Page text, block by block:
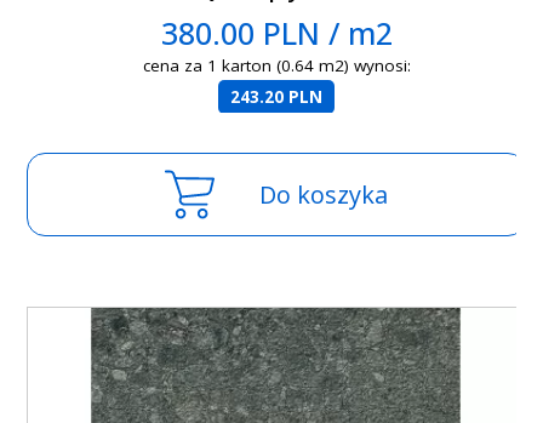
380.00 PLN / m2
cena za 1 karton (0.64 m2) wynosi:
243.20 PLN
Do koszyka